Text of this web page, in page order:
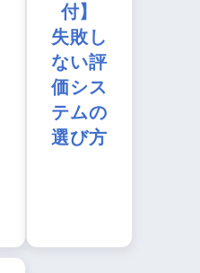
付】
失敗し
ない評
価シス
テムの
選び方